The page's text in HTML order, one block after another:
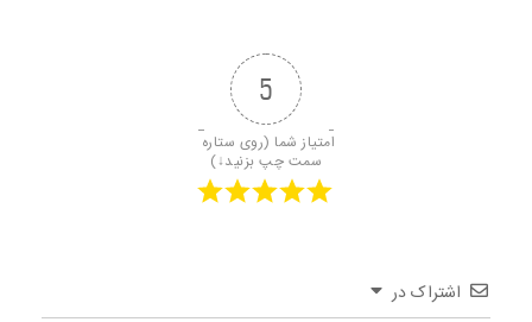
5
امتیاز شما (روی ستاره
سمت چپ بزنید↓)
اشتراک در